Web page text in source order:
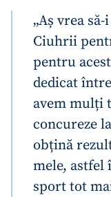
„Aș vrea
Ciuhrii
pentru
dedicat
avem mulți
concureze
obțină
mele, astfel
sport tot